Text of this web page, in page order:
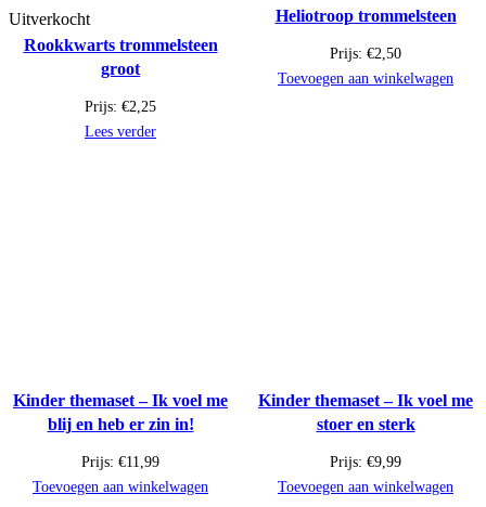
Uitverkocht
Rookkwarts trommelsteen
groot
Prijs: €2,25
Lees verder
Heliotroop trommelsteen
Prijs: €2,50
Toevoegen aan winkelwagen
Kinder themaset – Ik voel me
blij en heb er zin in!
Prijs: €11,99
Toevoegen aan winkelwagen
Kinder themaset – Ik voel me
stoer en sterk
Prijs: €9,99
Toevoegen aan winkelwagen